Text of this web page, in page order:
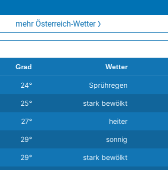
mehr Österreich-Wetter
Grad Wetter
24° Sprühregen
25° stark bewölkt
27° heiter
29° sonnig
29° stark bewölkt